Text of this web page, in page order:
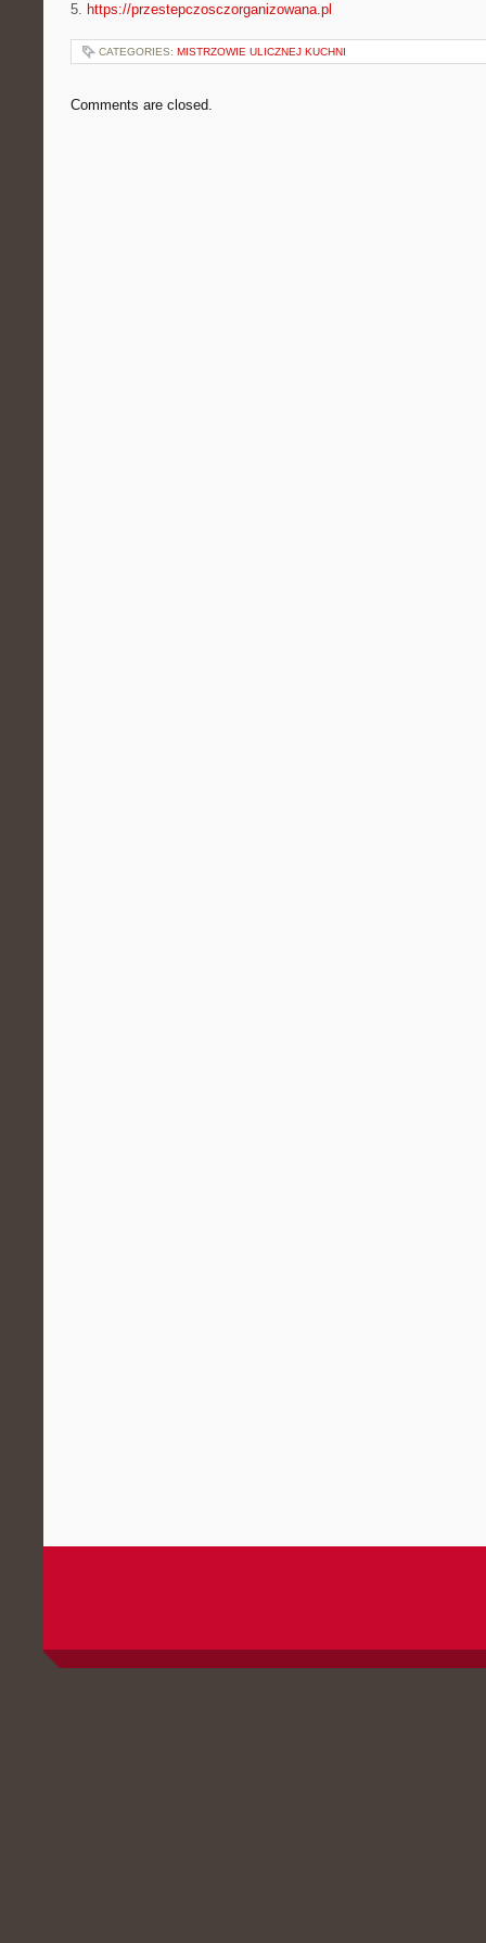
5. https://przestepczosczorganizowana.pl
CATEGORIES: MISTRZOWIE ULICZNEJ KUCHNI
Comments are closed.